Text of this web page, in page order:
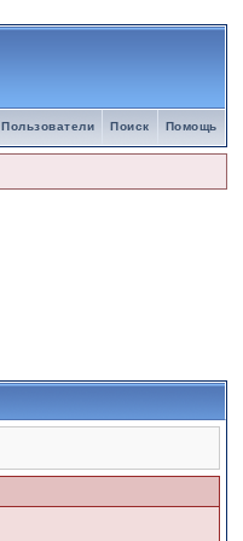
Помощь
Поиск
Пользователи